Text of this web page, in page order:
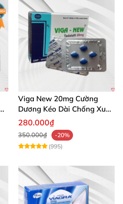
Viga New 20mg Cường
Dương Kéo Dài Chống Xuất
Tinh Hộp 4 Viên
280.000₫
350.000₫
-20%
(995)